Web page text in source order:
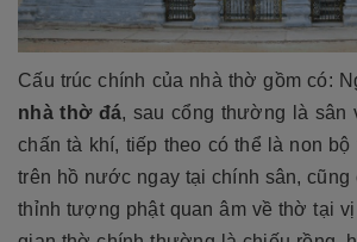
Cấu trúc chính của nhà thờ gồm có:
nhà thờ đá, sau cổng thường là sân
chấn tà khí, tiếp theo có thể là non bộ
trên hồ nước ngay tại chính sân, cũng
thỉnh tượng phật quan âm về thờ tại